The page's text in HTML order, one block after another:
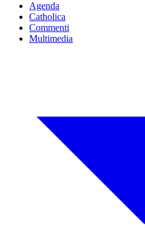
Agenda
Catholica
Commenti
Multimedia